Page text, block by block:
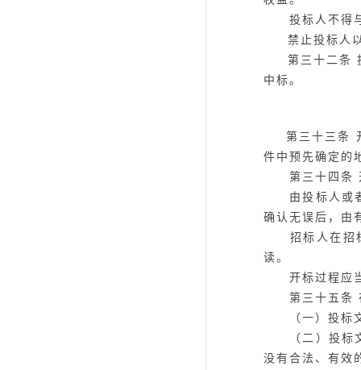
投标人不得与
禁止投标人
第三十二条
中标。
第三十三条
件中预先确定的
第三十四条
由投标人或者
确认无误后，由
招标人在招标
读。
开标过程应当
第三十五条
（一）投标文
（二）投标文
没有合法、有效